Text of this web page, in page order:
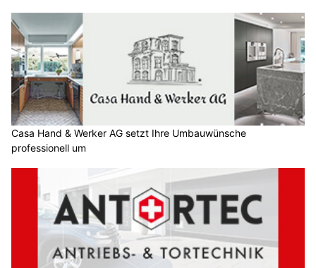
Casa Hand & Werker AG setzt Ihre Umbauwünsche
professionell um